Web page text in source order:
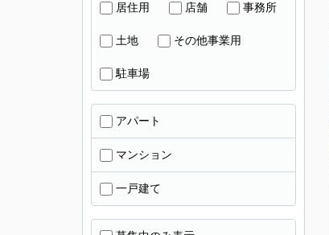
居住用 店舗 事務所
土地 その他事業用
駐車場
アパート
マンション
一戸建て